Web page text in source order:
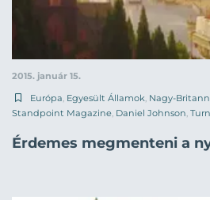
2015. január 15.
Európa Egyesült Államok Nagy-
Standpoint Magazine Daniel Johnson
Érdemes megmenteni a